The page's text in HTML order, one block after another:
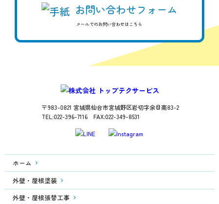
お問い合わせフォーム
メールでのお問い合わせはこちら
〒983-0821 宮城県仙台市宮城野区岩切字余目南83-2
TEL:022-396-7116 FAX:022-349-8531
ホーム
外壁・屋根塗装
外壁・屋根張替工事